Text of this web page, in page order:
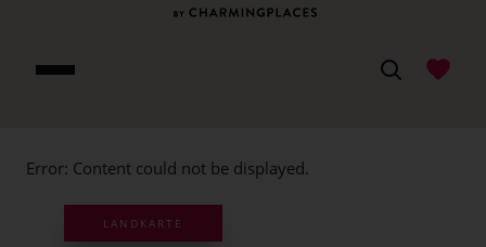
Wellnesshotels
Error: Content could not be displayed.
LANDKARTE